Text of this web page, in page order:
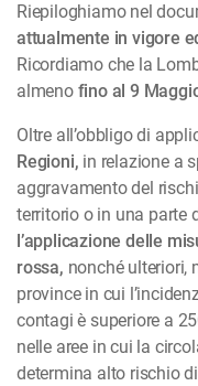
Riepiloghiamo nel
attualmente in vigore
Ricordiamo che la
almenofino al 9
Oltre all’obbligo di
Regioni, in relazione a
aggravamento del
territorio o in una parte
l’applicazione delle
rossa, nonché ulteriori,
province in cui
contagi è superiore a
nelle aree in cui la
determina alto rischio